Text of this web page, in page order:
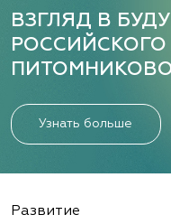
ВЗГЛЯД В
РОССИЙСКОГО
Узнать больше
Развитие